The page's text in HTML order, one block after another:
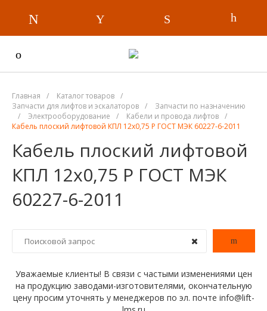
Главная / Каталог товаров /
Запчасти для лифтов и эскалаторов /
Запчасти по назначению
/
Электрооборудование / Кабели и провода лифтов /
Кабель плоский лифтовой КПЛ 12х0,75 Р ГОСТ МЭК 60227-6-2011
Кабель плоский лифтовой
КПЛ 12х0,75 Р ГОСТ МЭК
60227-6-2011
Уважаемые клиенты! В связи с частыми изменениями цен
на продукцию заводами-изготовителями, окончательную
цену просим уточнять у менеджеров по эл. почте info@lift-